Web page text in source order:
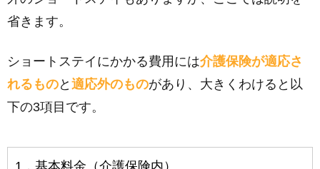
省きます。
ショートステイにかかる費用には介護保険が適応さ
れるものと 適応外のものがあり、大きくわけると以
下の3項目です。
1．基本料金（介護保険内）